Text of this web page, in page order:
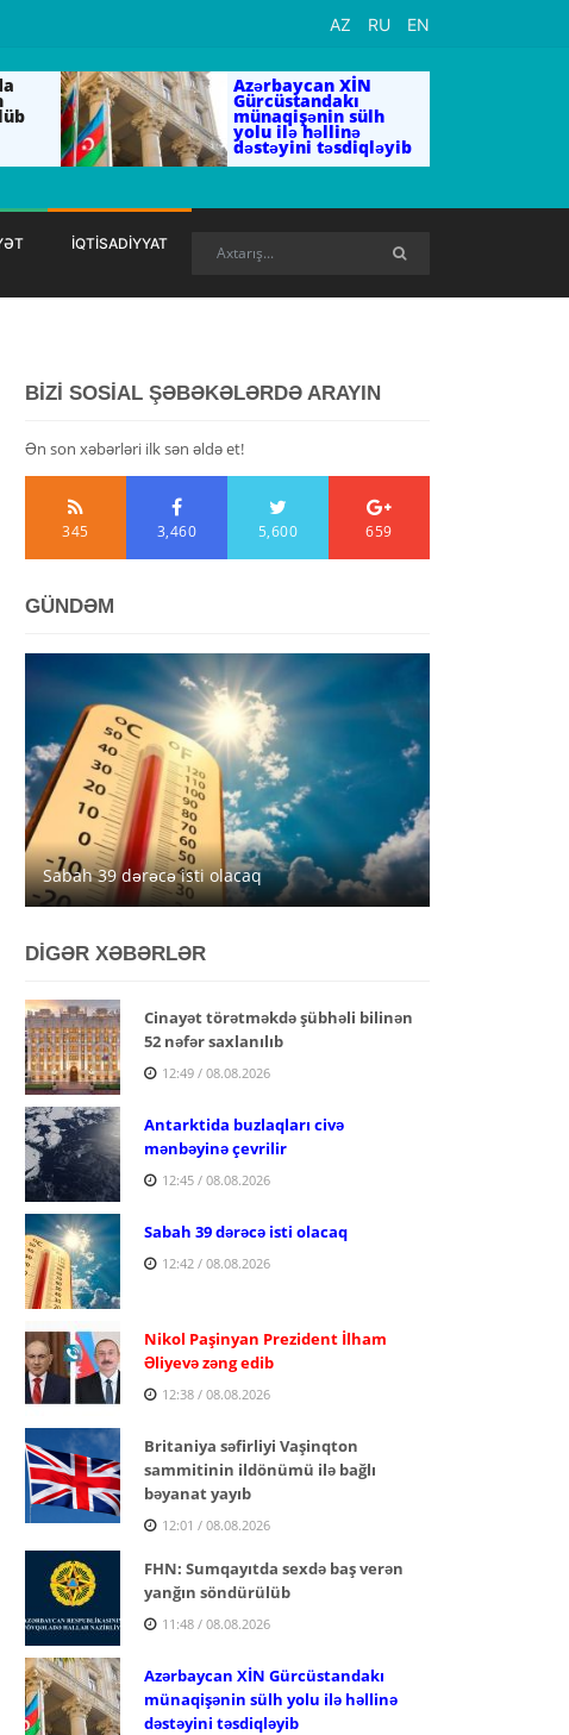
AZ RU EN
Azərbaycan XİN
Gürcüstandakı
münaqişənin sülh
yolu ilə həllinə
dəstəyini təsdiqləyib
İQTİSADİYYAT
BİZİ SOSİAL ŞƏBƏKƏLƏRDƏ ARAYIN
Ən son xəbərləri ilk sən əldə et!
345 3,460 5,600 659
GÜNDƏM
Sabah 39 dərəcə isti olacaq
DİGƏR XƏBƏRLƏR
Cinayət törətməkdə şübhəli bilinən
52 nəfər saxlanılıb
12:49 / 08.08.2026
Antarktida buzlaqları civə
mənbəyinə çevrilir
12:45 / 08.08.2026
Sabah 39 dərəcə isti olacaq
12:42 / 08.08.2026
Nikol Paşinyan Prezident İlham
Əliyevə zəng edib
12:38 / 08.08.2026
Britaniya səfirliyi Vaşinqton
sammitinin ildönümü ilə bağlı
bəyanat yayıb
12:01 / 08.08.2026
FHN: Sumqayıtda sexdə baş verən
yanğın söndürülüb
11:48 / 08.08.2026
Azərbaycan XİN Gürcüstandakı
münaqişənin sülh yolu ilə həllinə
dəstəyini təsdiqləyib